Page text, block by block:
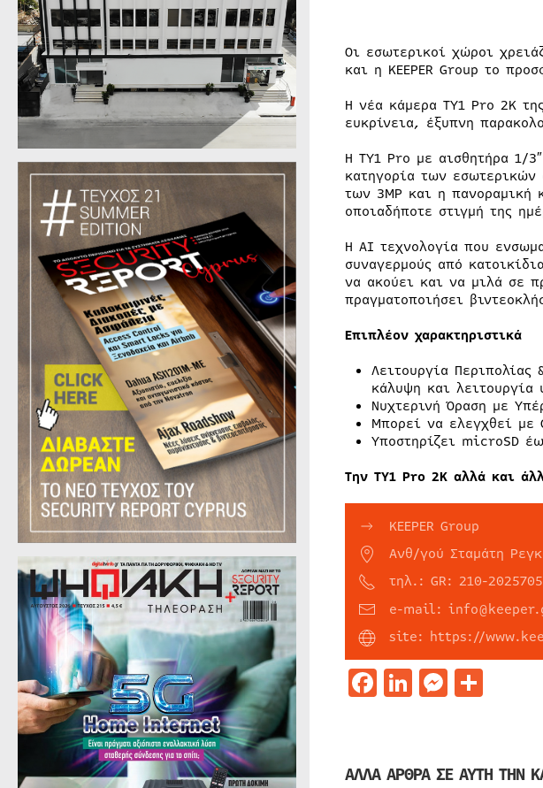
Οι εσωτερικοί χώροι
και η KEEPER Group το
Η νέα κάμερα ΤΥ1 Pro 2Κ
ευκρίνεια, έξυπνη
Η ΤΥ1 Pro με αισθητήρα 1/
κατηγορία των
των 3MP και η πανοραμική
οποιαδήποτε στιγμή της
Η AI τεχνολογία που
συναγερμούς από
να ακούει και να μιλά σε
πραγματοποιήσει
Επιπλέον χαρακτηριστικά
Λειτουργία
κάλυψη και λειτουργία
Νυχτερινή Όραση με
Μπορεί να ελεγχθεί
Υποστηρίζει microSD
Την ΤΥ1 Pro 2Κ αλλά και
KEEPER Group
Ανθ/γού Σταμάτη
τηλ.: GR: 210-
e-mail:
site: https://
Facebook
LinkedIn
ΑΛΛΑ ΑΡΘΡΑ ΣΕ ΑΥΤΗ ΤΗΝ